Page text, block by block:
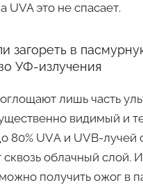
UVA это не спасает.
загореть в
УФ-излучения
лишь часть
видимый и
80% UVА и UVB-лучей
сквозь облачный слой.
получить ожог в